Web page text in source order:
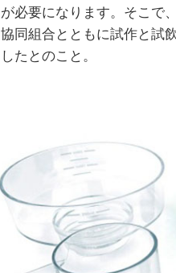
が必要になります。そこで
協同組合とともに試作と試
したとのこと。